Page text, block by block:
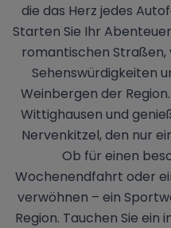
die das Herz jedes
Starten Sie Ihr
romantischen
Sehenswürdigkeiten
Weinbergen der
Wittighausen und
Nervenkitzel, den nur
Ob für einen
Wochenendfahrt oder
verwöhnen – ein
Region. Tauchen Sie